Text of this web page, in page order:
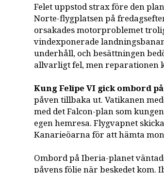
Felet uppstod strax före den
Norte-flygplatsen på
orsakades motorproblemet
vindexponerade
underhåll, och besättningen
allvarligt fel, men reparationen
Kung Felipe VI gick ombord
påven tillbaka ut. Vatikanen
med det Falcon-plan som
egen hemresa. Flygvapnet
Kanarieöarna för att hämta
Ombord på Iberia-planet
påvens följe när beskedet kom.